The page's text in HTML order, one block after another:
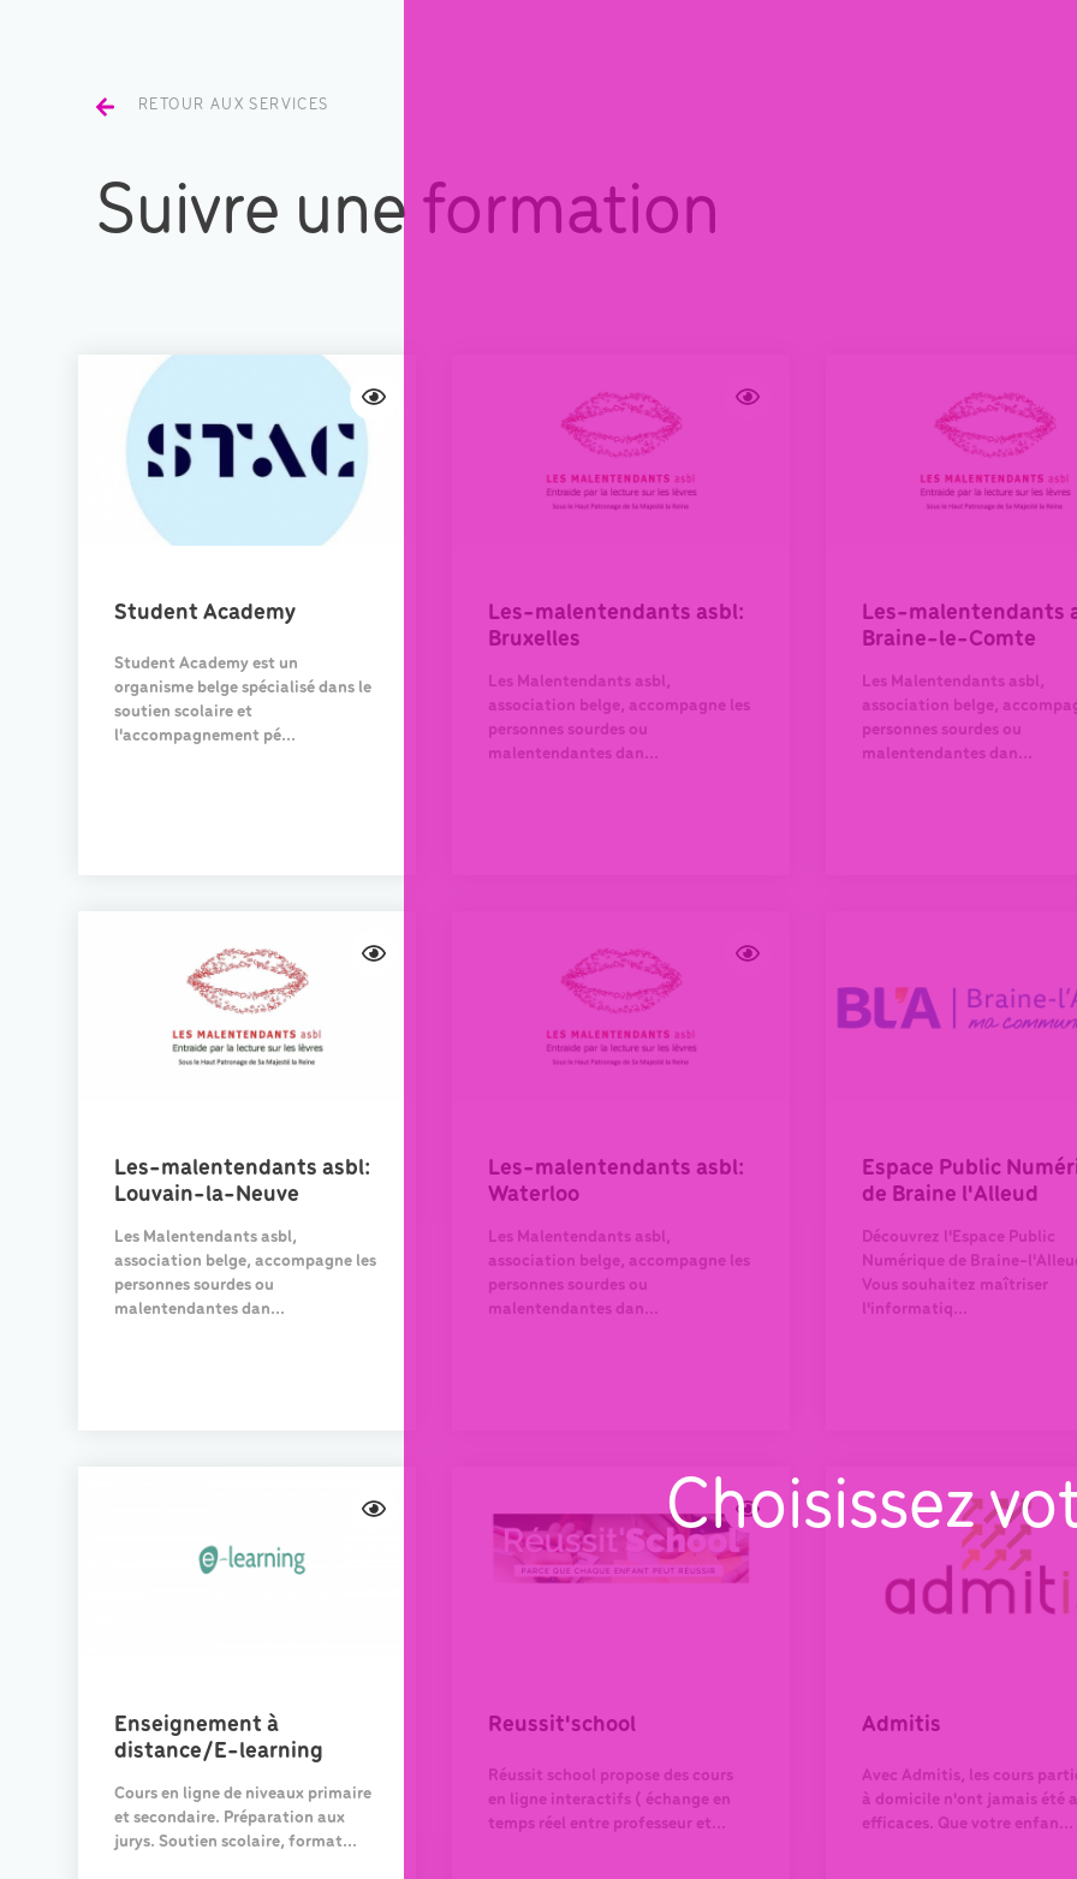
RETOUR AUX SERVICES
Suivre une formation
Student Academy
Student Academy est un
organisme belge spécialisé dans le
soutien scolaire et
l'accompagnement pé...
Les-malentendants asbl:
Bruxelles
Les Malentendants asbl,
association belge, accompagne les
personnes sourdes ou
malentendantes dan...
Les-malentendants
Braine-le-Comte
Les Malentendants asbl,
association belge,
personnes sourdes ou
malentendantes dan...
Les-malentendants asbl:
Louvain-la-Neuve
Les Malentendants asbl,
association belge, accompagne les
personnes sourdes ou
malentendantes dan...
Les-malentendants asbl:
Waterloo
Les Malentendants asbl,
association belge, accompagne les
personnes sourdes ou
malentendantes dan...
Espace Public
de Braine l'Alleud
Découvrez l'Espace Public
Numérique de Braine-
Vous souhaitez maîtriser
l'informatiq...
Enseignement à
distance/E-learning
Cours en ligne de niveaux primaire
et secondaire. Préparation aux
jurys. Soutien scolaire, format...
Reussit'school
Réussit school propose des cours
en ligne interactifs ( échange en
temps réel entre professeur et...
Admitis
Avec Admitis, les cours
à domicile n'ont jamais été
efficaces. Que votre enfan...
Choisissez